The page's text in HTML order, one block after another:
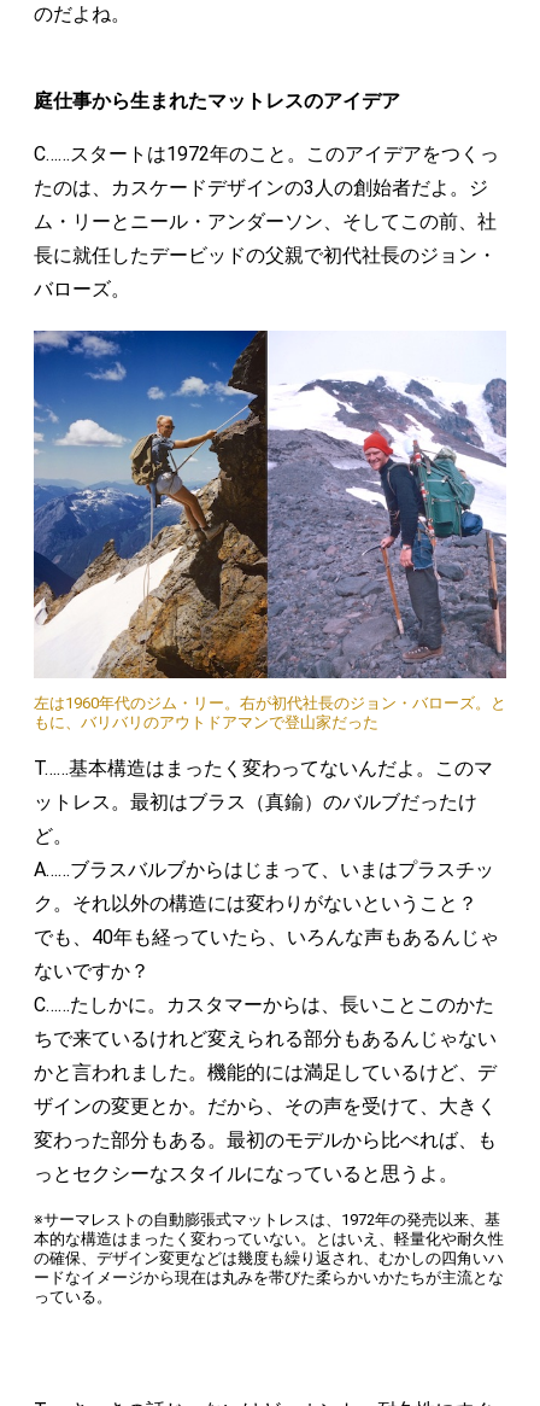
のだよね。
庭仕事から生まれたマットレスのアイデア
C……スタートは1972年のこと。このアイデアをつくっ
たのは、カスケードデザインの3人の創始者だよ。ジ
ム・リーとニール・アンダーソン、そしてこの前、社
長に就任したデービッドの父親で初代社長のジョン・
バローズ。
左は1960年代のジム・リー。右が初代社長のジョン・バローズ。と
もに、バリバリのアウトドアマンで登山家だった
T……基本構造はまったく変わってないんだよ。このマ
ットレス。最初はブラス（真鍮）のバルブだったけ
ど。
A……ブラスバルブからはじまって、いまはプラスチッ
ク。それ以外の構造には変わりがないということ？
でも、40年も経っていたら、いろんな声もあるんじゃ
ないですか？
C……たしかに。カスタマーからは、長いことこのかた
ちで来ているけれど変えられる部分もあるんじゃない
かと言われました。機能的には満足しているけど、デ
ザインの変更とか。だから、その声を受けて、大きく
変わった部分もある。最初のモデルから比べれば、も
っとセクシーなスタイルになっていると思うよ。
※サーマレストの自動膨張式マットレスは、1972年の発売以来、基
本的な構造はまったく変わっていない。とはいえ、軽量化や耐久性
の確保、デザイン変更などは幾度も繰り返され、むかしの四角いハ
ードなイメージから現在は丸みを帯びた柔らかいかたちが主流とな
っている。